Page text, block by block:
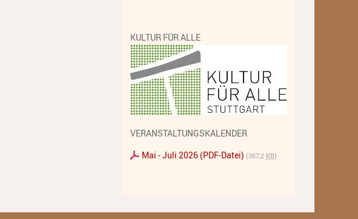
MuM - Musikunterricht für
Menschen mit Behinderung
RockPopJazz
Schlaginstrumente
Streichinstrumente
Tasteninstrumente
KULTUR FÜR ALLE
VERANSTALTUNGSKALENDER
Mai - Juli 2026 (PDF-Datei) (357,2 KB)